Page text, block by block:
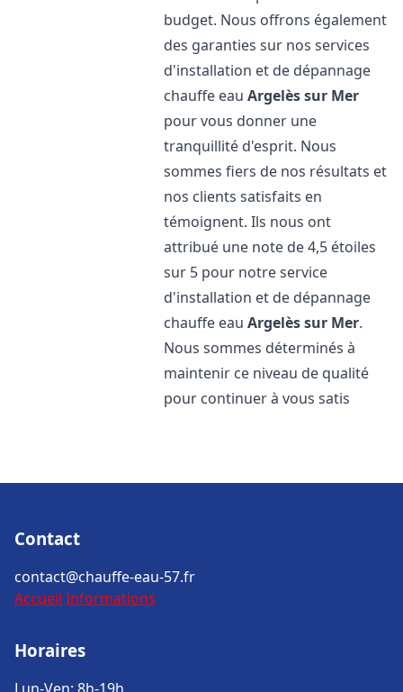
budget. Nous offrons également
des garanties sur nos services
d'installation et de dépannage
chauffe eauArgelès sur Mer
pour vous donner une
tranquillité d'esprit. Nous
sommes fiers de nos résultats et
nos clients satisfaits en
témoignent. Ils nous ont
attribué une note de 4,5 étoiles
sur 5 pour notre service
d'installation et de dépannage
chauffe eauArgelès sur Mer.
Nous sommes déterminés à
maintenir ce niveau de qualité
pour continuer à vous satis
Contact
contact@chauffe-eau-57.fr
Accueil Informations
Horaires